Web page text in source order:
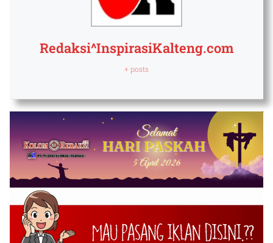
Redaksi^InspirasiKalteng.com
+ posts